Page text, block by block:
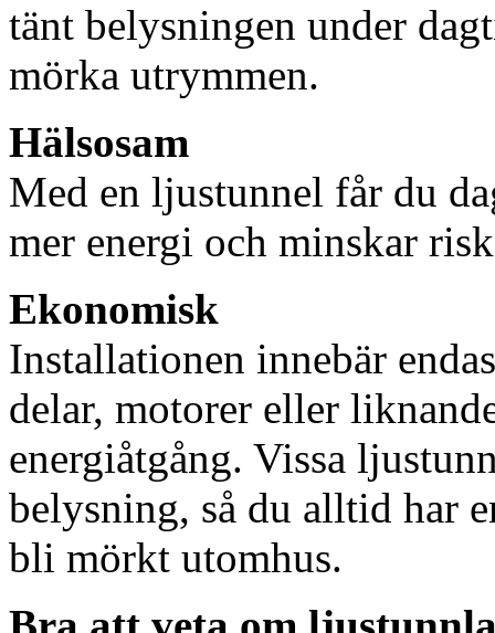
tänt belysningen under
mörka utrymmen.
Hälsosam
Med en ljustunnel får du
mer energi och minskar
Ekonomisk
Installationen innebär
delar, motorer eller
energiåtgång. Vissa
belysning, så du alltid har
bli mörkt utomhus.